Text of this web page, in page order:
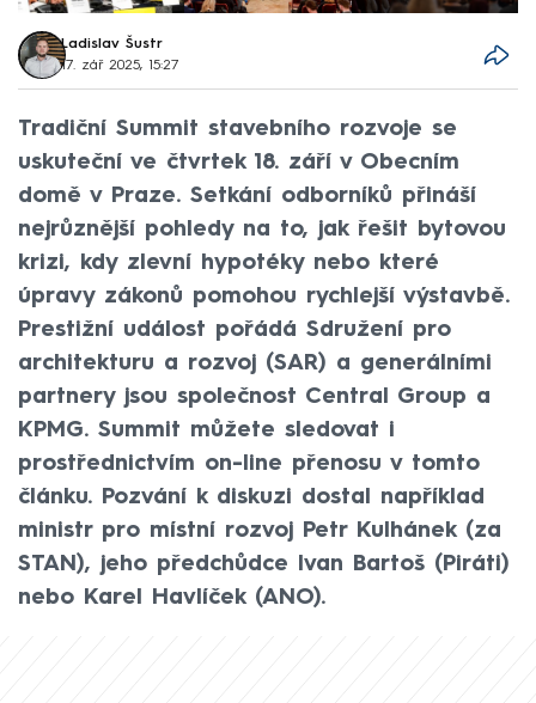
Ladislav Šustr
17. zář 2025, 15:27
Tradiční Summit stavebního rozvoje se
uskuteční ve čtvrtek 18. září v Obecním
domě v Praze. Setkání odborníků přináší
nejrůznější pohledy na to, jak řešit bytovou
krizi, kdy zlevní hypotéky nebo které
úpravy zákonů pomohou rychlejší výstavbě.
Prestižní událost pořádá Sdružení pro
architekturu a rozvoj (SAR) a generálními
partnery jsou společnost Central Group a
KPMG. Summit můžete sledovat i
prostřednictvím on-line přenosu v tomto
článku. Pozvání k diskuzi dostal například
ministr pro místní rozvoj Petr Kulhánek (za
STAN), jeho předchůdce Ivan Bartoš (Piráti)
nebo Karel Havlíček (ANO).